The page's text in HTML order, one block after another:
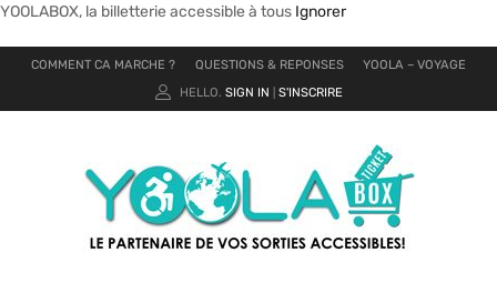
YOOLABOX, la billetterie accessible à tous Ignorer
COMMENT CA MARCHE ? QUESTIONS & REPONSES
YOOLA – VOYAGE
HELLO. SIGN IN S'INSCRIRE